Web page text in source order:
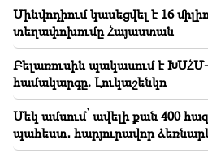
18:30
Տաթև համայնքի նախկին
Սիմոնյանից կբռնագանձվի 4
դրամ
18:19
Բելառուսին պակասում է
համակարգը. Լուկաշենկո
Մինվոդիում կասեցվել է 16
տեղափոխումը Հայաստան
Բելառուսին պակասում է
համակարգը. Լուկաշենկո
Մեկ ամսում՝ ավելի քան 400
պահեստ․ հարյուրավոր